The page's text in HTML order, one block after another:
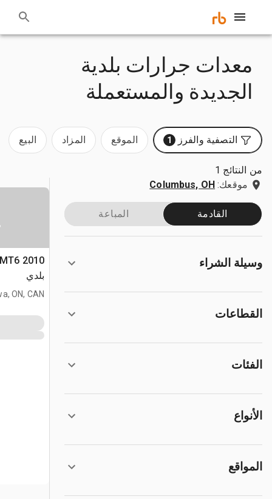
معدات جرارات بلدية
الجديدة والمستعملة
التصفية والفرز 1 الموقع المزاد البيع
من النتائج 1
موقعك: Columbus, OH
القادمة المباعة
وسيلة الشراء
القطاعات
الفئات
الأنواع
المواقع
بلدي
ON, CAN